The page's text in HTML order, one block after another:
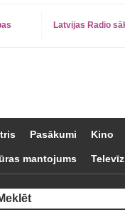
Latvijas Radio
Pasākumi Kino
mantojums